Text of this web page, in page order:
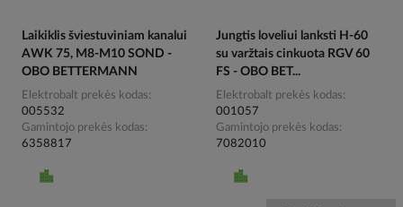
Laikiklis šviestuviniam kanalui
AWK 75, M8-M10 SOND -
OBO BETTERMANN
Elektrobalt prekės kodas
005532
Gamintojo prekės kodas
6358817
Jungtis loveliui lanksti H-60
su varžtais cinkuota RGV 60
FS - OBO BET...
Elektrobalt prekės kodas
001057
Gamintojo prekės kodas
7082010